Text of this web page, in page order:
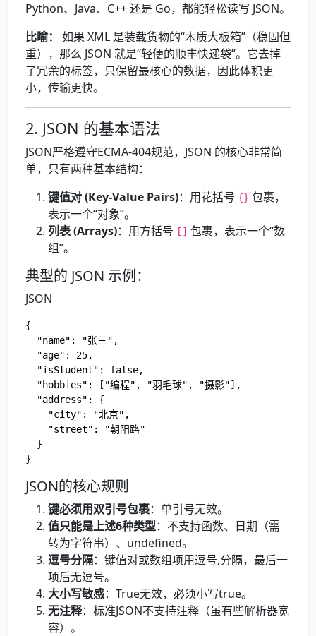
Python、Java、C++ 还是 Go，都能轻松读写 JSON。
比喻：
如果 XML 是装载货物的“木质大板箱”（稳固但
重），那么 JSON 就是“轻便的顺丰快递袋”。它去掉
了冗余的标签，只保留最核心的数据，因此体积更
小，传输更快。
2. JSON 的基本语法
JSON严格遵守ECMA-404规范，JSON 的核心非常简
单，只有两种基本结构：
键值对 (Key-Value Pairs)：用花括号 {} 包裹，
表示一个“对象”。
列表 (Arrays)：用方括号 [] 包裹，表示一个“数
组”。
典型的 JSON 示例：
JSON
{
  "name": "张三",
  "age": 25,
  "isStudent": false,
  "hobbies": ["编程", "羽毛球", "摄影"],
  "address": {
    "city": "北京",
    "street": "朝阳路"
  }
JSON的核心规则
键必须用双引号包裹：单引号无效。
值只能是上述6种类型：不支持函数、日期（需
转为字符串）、undefined。
逗号分隔：键值对或数组项用逗号,分隔，最后一
项后无逗号。
大小写敏感：True无效，必须小写true。
无注释：标准JSON不支持注释（虽有些解析器宽
容）。